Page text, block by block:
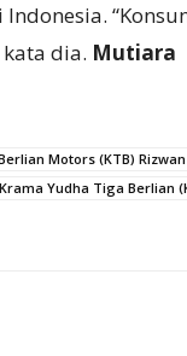
kata dia. Mutiara
Motors (KTB)
Yudha Tiga Berlian